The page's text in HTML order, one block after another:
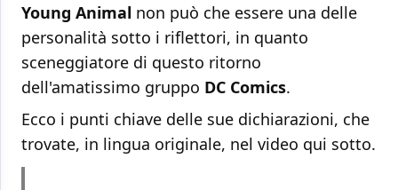
Young Animal non può che essere una delle
personalità sotto i riflettori, in quanto
sceneggiatore di questo ritorno
dell'amatissimo gruppo DC Comics.
Ecco i punti chiave delle sue dichiarazioni, che
trovate, in lingua originale, nel video qui sotto.